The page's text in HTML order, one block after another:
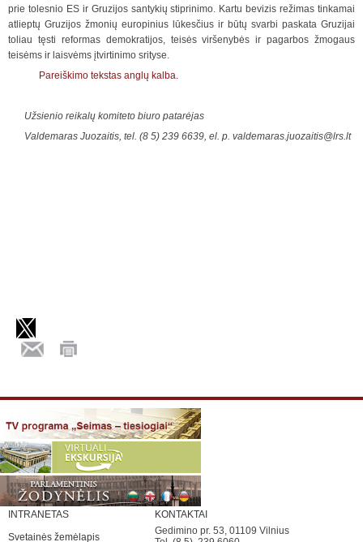
prie tolesnio ES ir Gruzijos santykių stiprinimo. Kartu bevizis režimas tinkamai
atlieptų Gruzijos žmonių europinius lūkesčius ir būtų svarbi paskata Gruzijai
toliau tęsti reformas demokratijos, teisės viršenybės ir pagarbos žmogaus
teisėms ir laisvėms įtvirtinimo srityse.
Pareiškimo tekstas anglų kalba.
Užsienio reikalų komiteto biuro patarėjas
Valdemaras Juozaitis, tel. (8 5) 239 6639, el. p. valdemaras.juozaitis@lrs.lt
INTRANETAS
Svetainės žemėlapis
KONTAKTAI
Gedimino pr. 53, 01109 Vilnius